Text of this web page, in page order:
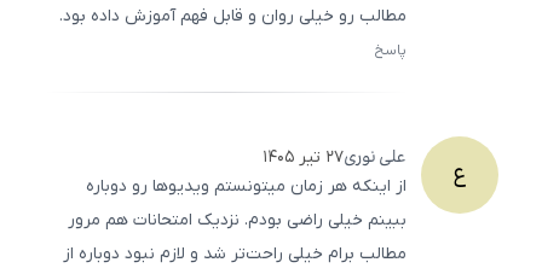
مطالب رو خیلی روان و قابل فهم آموزش داده بود.
پاسخ
ع علینوری۲۷ تیر ۱۴۰۵
از اینکه هر زمان میتونستم ویدیوها رو دوباره
ببینم خیلی راضی بودم. نزدیک امتحانات هم مرور
مطالب برام خیلی راحت‌تر شد و لازم نبود دوباره از